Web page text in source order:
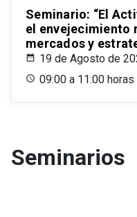
Seminario: “El
el envejecimiento
mercados y
19 de Agosto de
09:00 a 11:00 horas
Seminarios